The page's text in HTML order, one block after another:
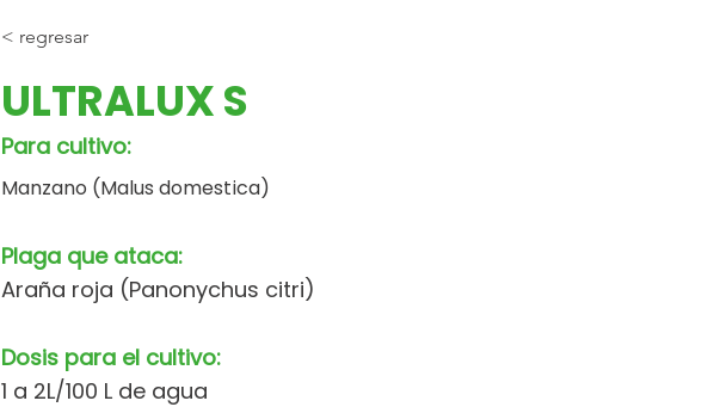
< regresar
ULTRALUX S
Para cultivo:
Manzano (Malus domestica)
Plaga que ataca:
Araña roja (Panonychus citri)
Dosis para el cultivo:
1 a 2L/100 L de agua